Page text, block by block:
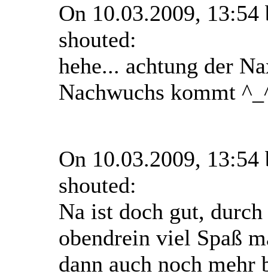
On 10.03.2009,
shouted:
hehe... achtung der
Nachwuchs kommt
On 10.03.2009,
shouted:
Na ist doch gut,
obendrein viel Spaß
dann auch noch mehr